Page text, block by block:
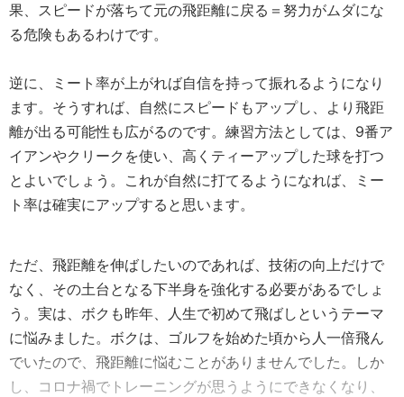
果、スピードが落ちて元の飛距離に戻る＝努力がムダにな
る危険もあるわけです。
逆に、ミート率が上がれば自信を持って振れるようになり
ます。そうすれば、自然にスピードもアップし、より飛距
離が出る可能性も広がるのです。練習方法としては、9番ア
イアンやクリークを使い、高くティーアップした球を打つ
とよいでしょう。これが自然に打てるようになれば、ミー
ト率は確実にアップすると思います。
ただ、飛距離を伸ばしたいのであれば、技術の向上だけで
なく、その土台となる下半身を強化する必要があるでしょ
う。実は、ボクも昨年、人生で初めて飛ばしというテーマ
に悩みました。ボクは、ゴルフを始めた頃から人一倍飛ん
でいたので、飛距離に悩むことがありませんでした。しか
し、コロナ禍でトレーニングが思うようにできなくなり、